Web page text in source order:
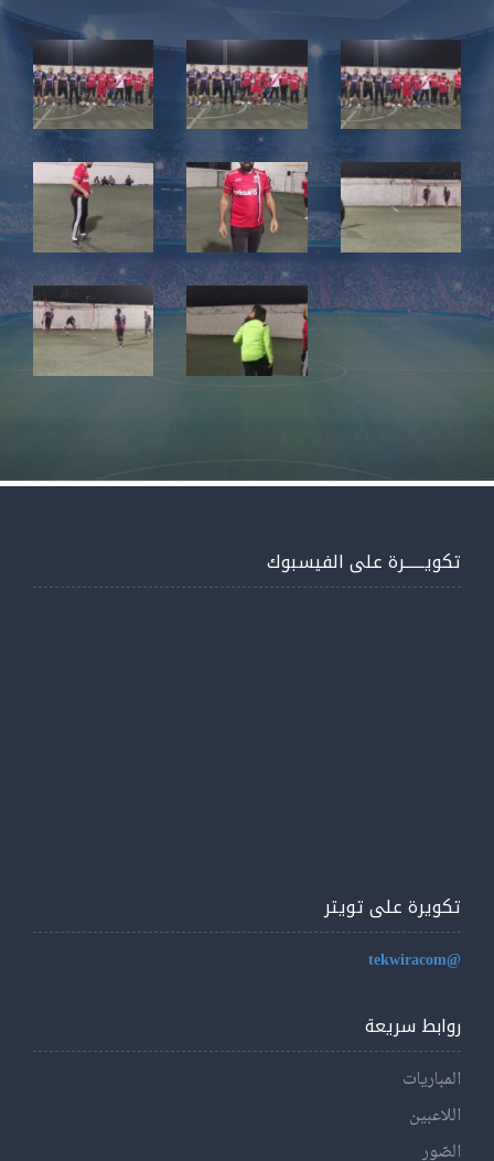
تكويــــــرة على الفيسبوك
تكويرة على تويتر
@tekwiracom
روابط سريعة
المباريات
اللاعبين
الصّور